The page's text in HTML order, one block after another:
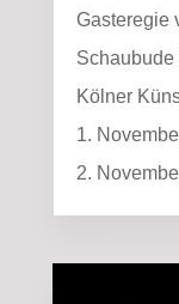
Gasteregie
Schaubude
Kölner
1.
2.